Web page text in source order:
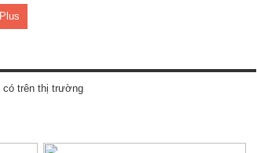
có trên thị trường